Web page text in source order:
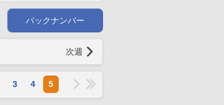
バックナンバー
次週
3 4 5